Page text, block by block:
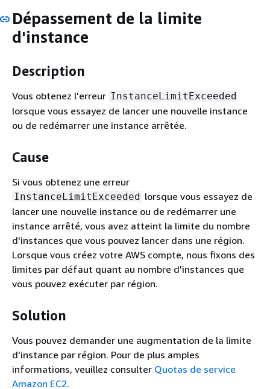
Dépassement de la limite
d'instance
Description
Vous obtenez l'erreur InstanceLimitExceeded
lorsque vous essayez de lancer une nouvelle instance
ou de redémarrer une instance arrêtée.
Cause
Si vous obtenez une erreur
InstanceLimitExceeded lorsque vous essayez de
lancer une nouvelle instance ou de redémarrer une
instance arrêté, vous avez atteint la limite du nombre
d'instances que vous pouvez lancer dans une région.
Lorsque vous créez votre AWS compte, nous fixons des
limites par défaut quant au nombre d'instances que
vous pouvez exécuter par région.
Solution
Vous pouvez demander une augmentation de la limite
d'instance par région. Pour de plus amples
informations, veuillez consulter Quotas de service
Amazon EC2.